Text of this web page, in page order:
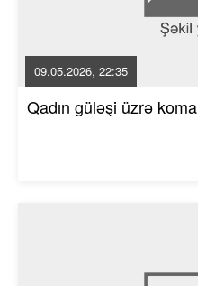
09.05.2026, 22:35
Qadın güləşi üzrə